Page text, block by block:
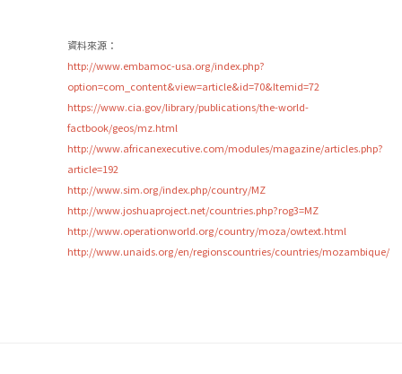
資料來源：
http://www.embamoc-usa.org/index.php?
option=com_content&view=article&id=70&Itemid=72
https://www.cia.gov/library/publications/the-world-
factbook/geos/mz.html
http://www.africanexecutive.com/modules/magazine/articles.php?
article=192
http://www.sim.org/index.php/country/MZ
http://www.joshuaproject.net/countries.php?rog3=MZ
http://www.operationworld.org/country/moza/owtext.html
http://www.unaids.org/en/regionscountries/countries/mozambique/